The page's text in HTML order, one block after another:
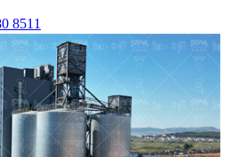
8511